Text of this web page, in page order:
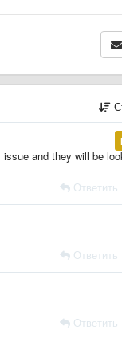
and they will be
Ответить
Ответить
Ответить